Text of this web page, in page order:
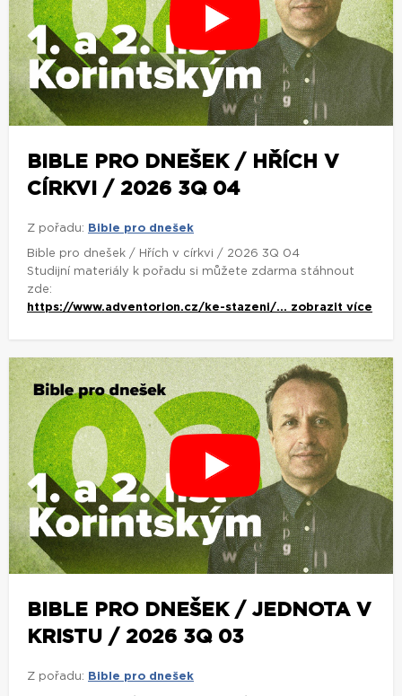
BIBLE PRO DNEŠEK / HŘÍCH V
CÍRKVI / 2026 3Q 04
Z pořadu: Bible pro dnešek
Bible pro dnešek / Hřích v církvi / 2026 3Q 04
Studijní materiály k pořadu si můžete zdarma stáhnout
zde:
https://www.adventorion.cz/ke-stazeni/... zobrazit více
BIBLE PRO DNEŠEK / JEDNOTA V
KRISTU / 2026 3Q 03
Z pořadu: Bible pro dnešek